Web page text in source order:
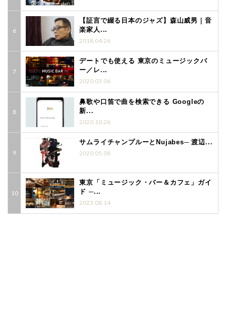
【証言で綴る日本のジャズ】森山威男｜音
楽家人...
2018.04.26
デートでも使える 東京のミュージックバ
ー／レ...
2020.03.06
鼻歌や口笛で曲を検索できる Googleの
新...
2020.10.26
サムライチャンプルーとNujabes─ 渡辺...
2020.05.08
東京「ミュージック・バー＆カフェ」ガイ
ド ─...
2023.08.14